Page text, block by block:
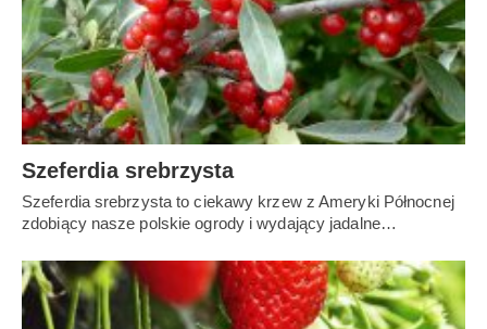
Szeferdia srebrzysta
Szeferdia srebrzysta to ciekawy krzew z Ameryki Północnej
zdobiący nasze polskie ogrody i wydający jadalne…